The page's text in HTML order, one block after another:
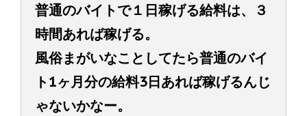
普通のバイトで１日稼げる給料は、３
時間あれば稼げる。
風俗まがいなことしてたら普通のバイ
ト1ヶ月分の給料3日あれば稼げるんじ
ゃないかなー。